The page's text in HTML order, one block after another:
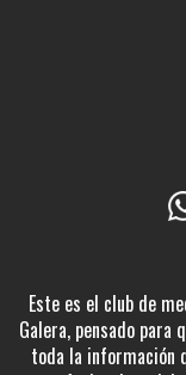
Este es el club de
Galera, pensado
toda la información